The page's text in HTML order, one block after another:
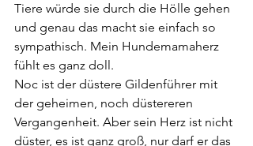
Tiere würde sie durch die Hölle gehen
und genau das macht sie einfach so
sympathisch. Mein Hundemamaherz
fühlt es ganz doll.
Noc ist der düstere Gildenführer mit
der geheimen, noch düstereren
Vergangenheit. Aber sein Herz ist nicht
düster, es ist ganz groß, nur darf er das